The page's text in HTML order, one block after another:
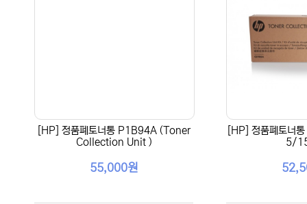
[HP] 정품폐토너통 P1B94A (Toner
Collection Unit )
55,000원
[HP] 정품폐토너
5/